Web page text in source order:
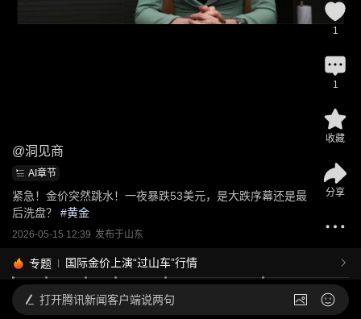
@洞见商
AI章节
紧急！金价突然跳水！一夜暴跌53美元，是大跌序幕还是最
后洗盘？
#黄金
2026-05-15 12:39 发布于山东
专题 国际金价上演“过山车”行情
1
1
收藏
分享
打开腾讯新闻客户端说两句